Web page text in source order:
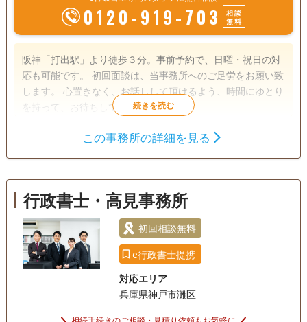
0120-919-703
相談
無料
阪神「打出駅」より徒歩３分。事前予約で、日曜・祝日の対
応も可能です。 初回面談は、当事務所へのご足労をお願い致
します。 心置きなく、お話しして頂けるよう、時間にゆとり
を持って、お待ちしています。
遺産分割
相続人調査
女性スタッフ対応可 土日相談可 初回相談無料
事務所面談可
この事務所の詳細を見る
行政書士・高見事務所
初回相談無料
e行政書士提携
対応エリア
兵庫県神戸市灘区